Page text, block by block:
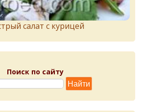
салат с курицей
Поиск по сайту